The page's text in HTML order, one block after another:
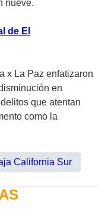
nueve.
de El
x La Paz enfatizaron
en
que atentan
como la
California Sur